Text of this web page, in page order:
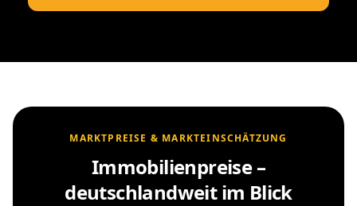
MARKTPREISE & MARKTEINSCHÄTZUNG
Immobilienpreise –
deutschlandweit im Blick